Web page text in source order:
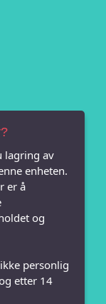
lagring av
enheten.
er å
og
personlig
etter 14